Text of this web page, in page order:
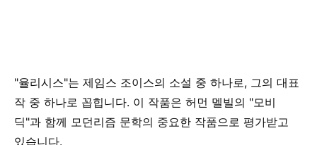
"율리시스"는 제임스 조이스의 소설 중 하나로, 그의 대표
작 중 하나로 꼽힙니다. 이 작품은 허먼 멜빌의 "모비
딕"과 함께 모던리즘 문학의 중요한 작품으로 평가받고
있습니다.